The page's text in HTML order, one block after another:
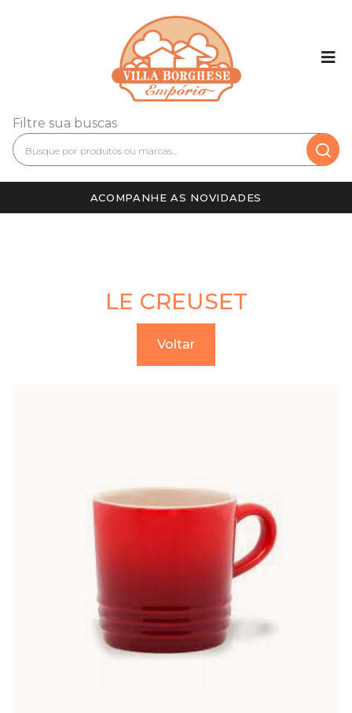
Filtre sua buscas
ACOMPANHE AS NOVIDADES
LE CREUSET
Voltar